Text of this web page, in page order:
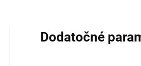
Dodatočné